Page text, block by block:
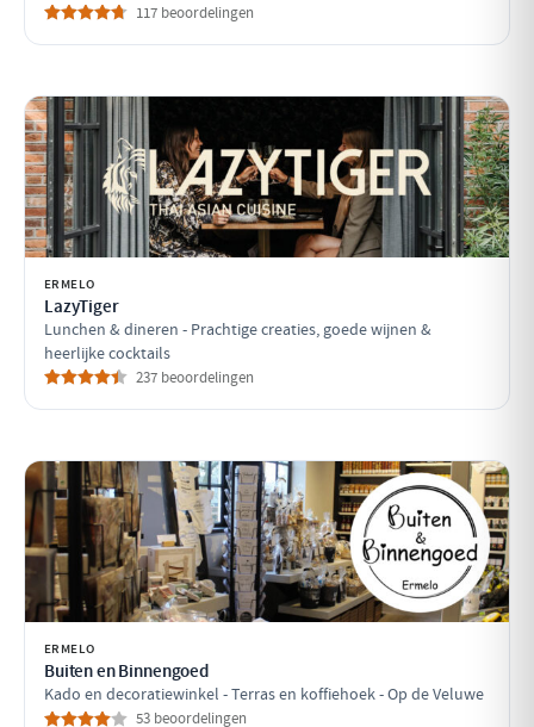
117 beoordelingen
ERMELO
LazyTiger
Lunchen & dineren - Prachtige creaties, goede wijnen &
heerlijke cocktails
237 beoordelingen
ERMELO
Buiten en Binnengoed
Kado en decoratiewinkel - Terras en koffiehoek - Op de Veluwe
53 beoordelingen